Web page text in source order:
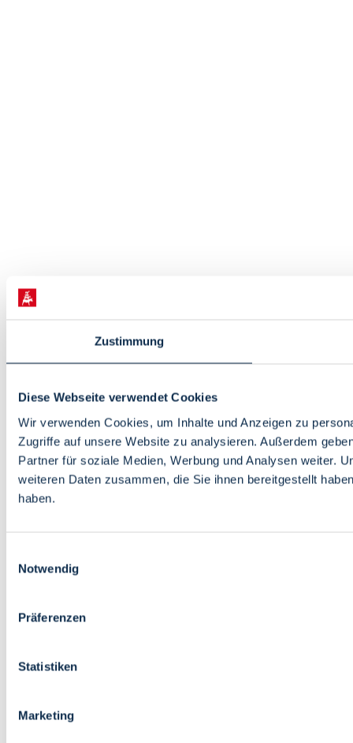
Zustimmung
Diese Webseite verwendet Cookies
Wir verwenden Cookies, um Inhalte und Anzeigen zu
Zugriffe auf unsere Website zu analysieren. Außerdem
Partner für soziale Medien, Werbung und Analysen weiter.
weiteren Daten zusammen, die Sie ihnen bereitgestellt
haben.
Notwendig
Präferenzen
Statistiken
Marketing